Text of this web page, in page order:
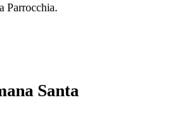
Parrocchia.
Santa